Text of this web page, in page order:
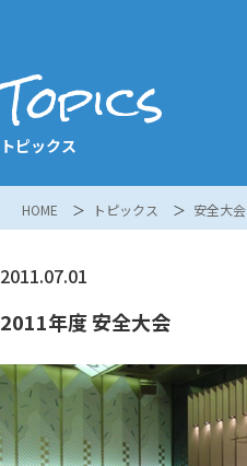
Topics
トピックス
HOME トピックス 安全大会
2011.07.01
2011年度 安全大会